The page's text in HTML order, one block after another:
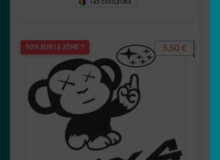
+63 COULEURS
50% SUR LE 2ÈME !! 5,50 €